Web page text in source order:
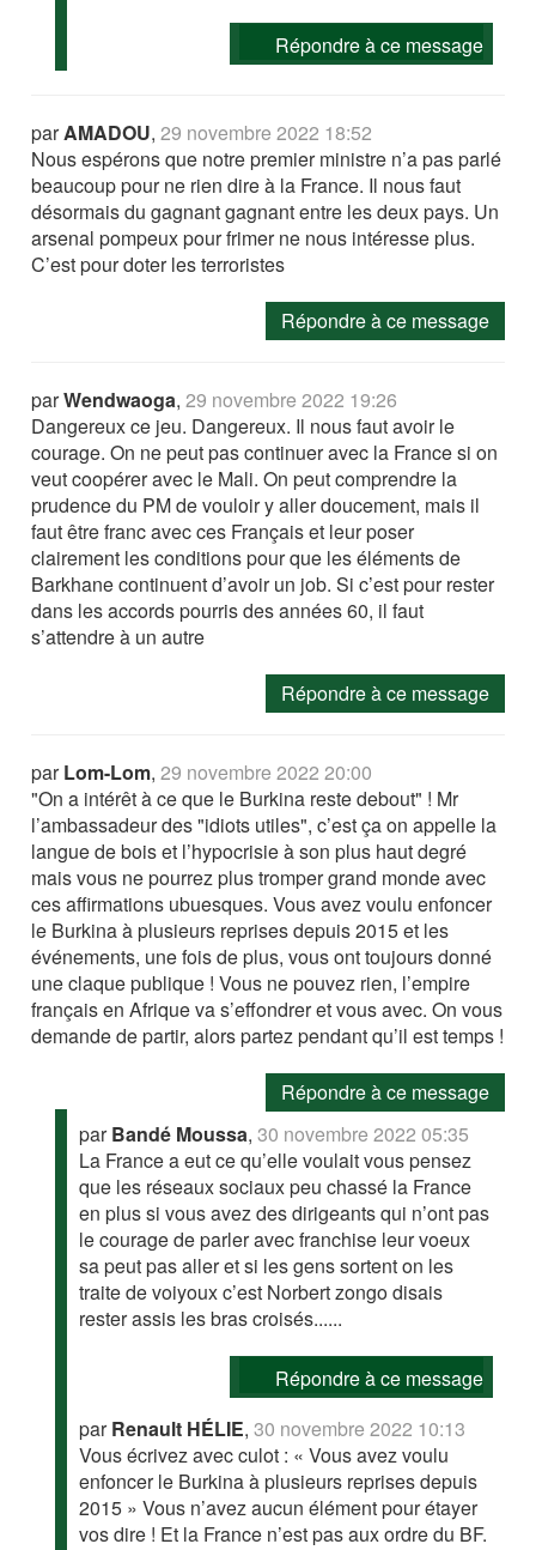
Répondre à ce message
parAMADOU,29 novembre 2022 18:52
Nous espérons que notre premier ministre n’a pas parlé
beaucoup pour ne rien dire à la France. Il nous faut
désormais du gagnant gagnant entre les deux pays. Un
arsenal pompeux pour frimer ne nous intéresse plus.
C’est pour doter les terroristes
Répondre à ce message
parWendwaoga,29 novembre 2022 19:26
Dangereux ce jeu. Dangereux. Il nous faut avoir le
courage. On ne peut pas continuer avec la France si on
veut coopérer avec le Mali. On peut comprendre la
prudence du PM de vouloir y aller doucement, mais il
faut être franc avec ces Français et leur poser
clairement les conditions pour que les éléments de
Barkhane continuent d’avoir un job. Si c’est pour rester
dans les accords pourris des années 60, il faut
s’attendre à un autre
Répondre à ce message
parLom-Lom,29 novembre 2022 20:00
"On a intérêt à ce que le Burkina reste debout" ! Mr
l’ambassadeur des "idiots utiles", c’est ça on appelle la
langue de bois et l’hypocrisie à son plus haut degré
mais vous ne pourrez plus tromper grand monde avec
ces affirmations ubuesques. Vous avez voulu enfoncer
le Burkina à plusieurs reprises depuis 2015 et les
événements, une fois de plus, vous ont toujours donné
une claque publique ! Vous ne pouvez rien, l’empire
français en Afrique va s’effondrer et vous avec. On vous
demande de partir, alors partez pendant qu’il est temps !
Répondre à ce message
parBandé Moussa,30 novembre 2022 05:35
La France a eut ce qu’elle voulait vous pensez
que les réseaux sociaux peu chassé la France
en plus si vous avez des dirigeants qui n’ont pas
le courage de parler avec franchise leur voeux
sa peut pas aller et si les gens sortent on les
traite de voiyoux c’est Norbert zongo disais
rester assis les bras croisés......
Répondre à ce message
parRenault HÉLIE,30 novembre 2022 10:13
Vous écrivez avec culot : « Vous avez voulu
enfoncer le Burkina à plusieurs reprises depuis
2015 » Vous n’avez aucun élément pour étayer
vos dire ! Et la France n’est pas aux ordre du BF.